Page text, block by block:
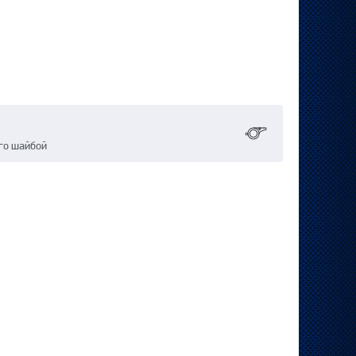
шайбой